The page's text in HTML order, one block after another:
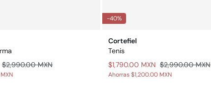
$2,990.00 MXN
-40%
Cortefiel
Tenis
$1,790.00 MXN $2,990.00 MXN
Ahorras$1,200.00 MXN